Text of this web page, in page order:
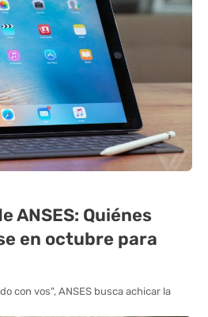
ANSES: Quiénes
en octubre para
con vos", ANSES busca achicar la